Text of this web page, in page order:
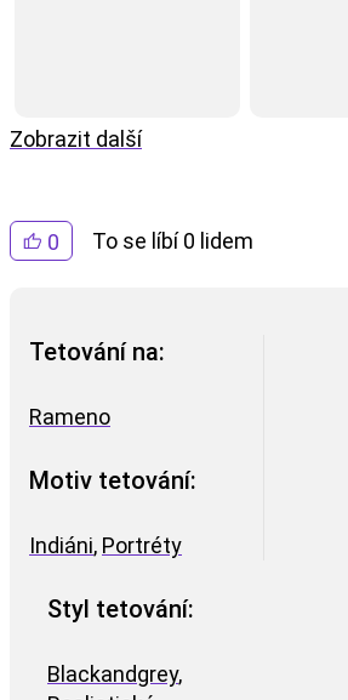
0 To se líbí 0 lidem
Tetování na:
Rameno
Motiv tetování:
Indiáni, Portréty
Styl tetování:
Blackandgrey,
Zobrazit další